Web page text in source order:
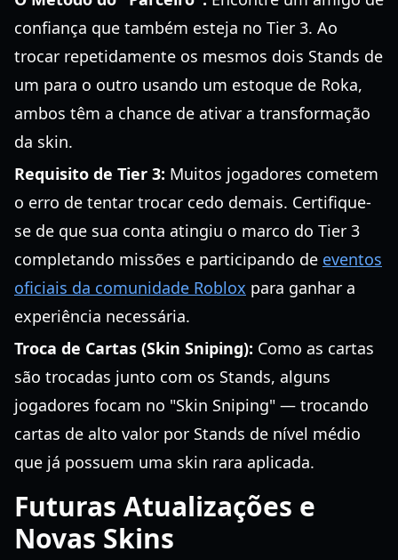
confiança que também esteja no Tier 3. Ao
trocar repetidamente os mesmos dois Stands de
um para o outro usando um estoque de Roka,
ambos têm a chance de ativar a transformação
da skin.
Requisito de Tier 3: Muitos jogadores cometem
o erro de tentar trocar cedo demais. Certifique-
se de que sua conta atingiu o marco do Tier 3
completando missões e participando de eventos
oficiais da comunidade Roblox para ganhar a
experiência necessária.
Troca de Cartas (Skin Sniping): Como as cartas
são trocadas junto com os Stands, alguns
jogadores focam no "Skin Sniping" — trocando
cartas de alto valor por Stands de nível médio
que já possuem uma skin rara aplicada.
Futuras Atualizações e
Novas Skins